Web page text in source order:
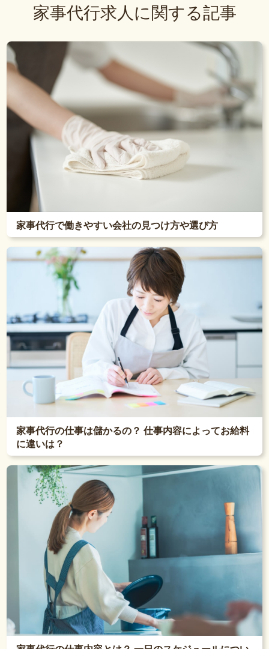
家事代行求人に関する記事
家事代行で働きやすい会社の見つけ方や選び方
家事代行の仕事は儲かるの？ 仕事内容によってお給料
に違いは？